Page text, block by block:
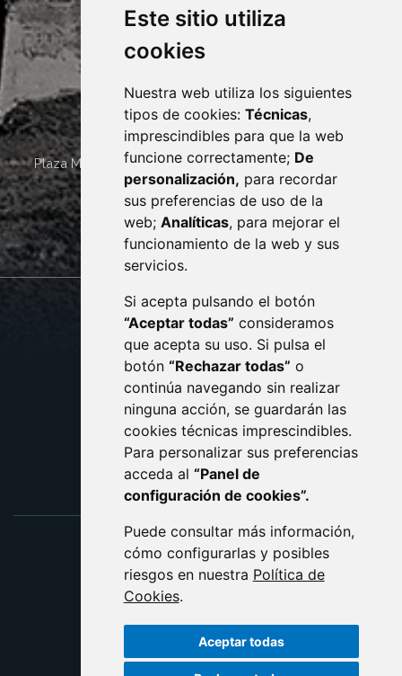
Este sitio utiliza
cookies
Nuestra web utiliza los siguientes
tipos de cookies: Técnicas,
imprescindibles para que la web
funcione correctamente; De
personalización, para recordar
sus preferencias de uso de la
web; Analíticas, para mejorar el
funcionamiento de la web y sus
servicios.
Si acepta pulsando el botón
“Aceptar todas” consideramos
que acepta su uso. Si pulsa el
botón “Rechazar todas” o
continúa navegando sin realizar
ninguna acción, se guardarán las
cookies técnicas imprescindibles.
Para personalizar sus preferencias
acceda al “Panel de
configuración de cookies”.
Puede consultar más información,
cómo configurarlas y posibles
riesgos en nuestra Política de
Cookies.
Aceptar todas
Plaza Mayor 4 22400 MONZÓN - ARAGÓN (ESPAÑA)
· (34) 974 400 700 ·
sac@monzon.es
monzon.es
CONTACTO
AVISO LEGAL
PROTECCIÓN DE DATOS
POLÍTICA DE COOKIES
ACCESIBILIDAD
ENLACE EXTERNO AL